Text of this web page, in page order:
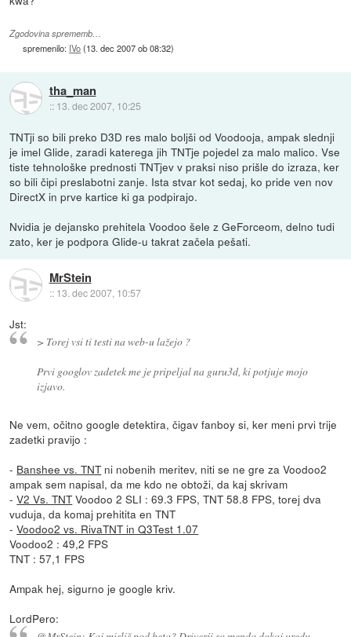
Zgodovina sprememb…
spremenilo: IVo(13. dec 2007 ob 08:32)
tha_man
:: 13. dec 2007, 10:25
TNTji so bili preko D3D res malo boljši od Voodooja, ampak slednji
je imel Glide, zaradi katerega jih TNTje pojedel za malo malico. Vse
tiste tehnološke prednosti TNTjev v praksi niso prišle do izraza, ker
so bili čipi preslabotni zanje. Ista stvar kot sedaj, ko pride ven nov
DirectX in prve kartice ki ga podpirajo.
Nvidia je dejansko prehitela Voodoo šele z GeForceom, delno tudi
zato, ker je podpora Glide-u takrat začela pešati.
MrStein
:: 13. dec 2007, 10:57
Jst:
> Torej vsi ti testi na web-u lažejo ?
Prvi googlov zadetek me je pripeljal na guru3d, ki potjuje mojo
izjavo.
Ne vem, očitno google detektira, čigav fanboy si, ker meni prvi trije
zadetki pravijo :
- Banshee vs. TNT ni nobenih meritev, niti se ne gre za Voodoo2
ampak sem napisal, da me kdo ne obtoži, da kaj skrivam
-V2 Vs. TNT Voodoo 2 SLI : 69.3 FPS, TNT 58.8 FPS, torej dva
vuduja, da komaj prehitita en TNT
-Voodoo2 vs. RivaTNT in Q3Test 1.07
Voodoo2 : 49,2 FPS
TNT : 57,1 FPS
Ampak hej, sigurno je google kriv.
LordPero: